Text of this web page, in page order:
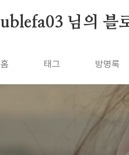
ublefa03 님의 블
홈 태그 방명록